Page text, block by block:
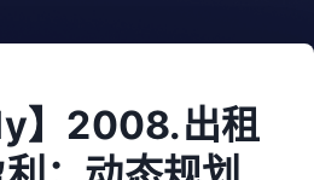
】2008.出租